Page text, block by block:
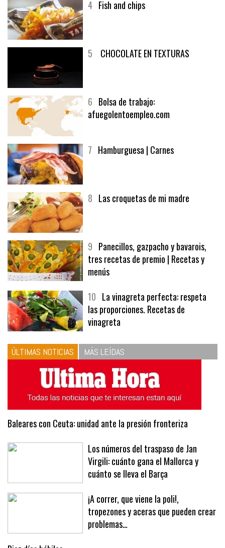
4 Fish and chips
5 CHOCOLATE EN TEXTURAS
6 Bolsa de trabajo:
afuegolentoempleo.com
7 Hamburguesa | Carnes
8 Las croquetas de mi madre
9 Panecillos, gazpacho y bavarois,
tres recetas de premio | Recetas y
menús
10 La vinagreta perfecta: respeta
las proporciones. Recetas de
vinagreta
ÚLTIMAS NOTICIAS MÁS LEÍDAS
Baleares con Ceuta: unidad ante la presión fronteriza
Los números del traspaso de Jan
Virgili: cuánto gana el Mallorca y
cuánto se lleva el Barça
¡A correr, que viene la poli!,
tropezones y aceras que pueden crear
problemas…